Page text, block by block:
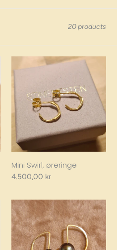
20 products
Swirl,
Mini Swirl, øreringe
Regular
4.500,00 kr
DARLING
Drop
earrings